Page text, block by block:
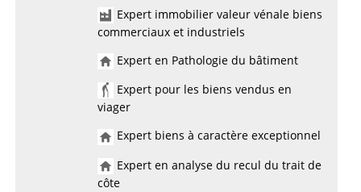
Expert immobilier valeur vénale biens
commerciaux et industriels
Expert en Pathologie du bâtiment
Expert pour les biens vendus en
viager
Expert biens à caractère exceptionnel
Expert en analyse du recul du trait de
côte